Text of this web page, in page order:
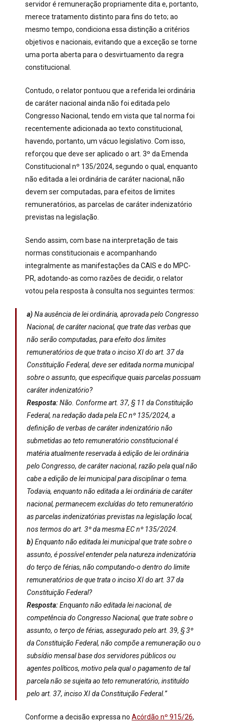
servidor é remuneração propriamente dita e, portanto,
merece tratamento distinto para fins do teto; ao
mesmo tempo, condiciona essa distinção a critérios
objetivos e nacionais, evitando que a exceção se torne
uma porta aberta para o desvirtuamento da regra
constitucional.
Contudo, o relator pontuou que a referida lei ordinária
de caráter nacional ainda não foi editada pelo
Congresso Nacional, tendo em vista que tal norma foi
recentemente adicionada ao texto constitucional,
havendo, portanto, um vácuo legislativo. Com isso,
reforçou que deve ser aplicado o art. 3º da Emenda
Constitucional nº 135/2024, segundo o qual, enquanto
não editada a lei ordinária de caráter nacional, não
devem ser computadas, para efeitos de limites
remuneratórios, as parcelas de caráter indenizatório
previstas na legislação.
Sendo assim, com base na interpretação de tais
normas constitucionais e acompanhando
integralmente as manifestações da CAIS e do MPC-
PR, adotando-as como razões de decidir, o relator
votou pela resposta à consulta nos seguintes termos:
a) Na ausência de lei ordinária, aprovada pelo Congresso
Nacional, de caráter nacional, que trate das verbas que
não serão computadas, para efeito dos limites
remuneratórios de que trata o inciso XI do art. 37 da
Constituição Federal, deve ser editada norma municipal
sobre o assunto, que especifique quais parcelas possuam
caráter indenizatório?
Resposta:Não. Conforme art. 37, § 11 da Constituição
Federal, na redação dada pela EC nº 135/2024, a
definição de verbas de caráter indenizatório não
submetidas ao teto remuneratório constitucional é
matéria atualmente reservada à edição de lei ordinária
pelo Congresso, de caráter nacional, razão pela qual não
cabe a edição de lei municipal para disciplinar o tema.
Todavia, enquanto não editada a lei ordinária de caráter
nacional, permanecem excluídas do teto remuneratório
as parcelas indenizatórias previstas na legislação local,
nos termos do art. 3º da mesma EC nº 135/2024.
b) Enquanto não editada lei municipal que trate sobre o
assunto, é possível entender pela natureza indenizatória
do terço de férias, não computando-o dentro do limite
remuneratórios de que trata o inciso XI do art. 37 da
Constituição Federal?
Resposta:Enquanto não editada lei nacional, de
competência do Congresso Nacional, que trate sobre o
assunto, o terço de férias, assegurado pelo art. 39, § 3º
da Constituição Federal, não compõe a remuneração ou o
subsídio mensal base dos servidores públicos ou
agentes políticos, motivo pela qual o pagamento de tal
parcela não se sujeita ao teto remuneratório, instituído
pelo art. 37, inciso XI da Constituição Federal.”
Conforme a decisão expressa no Acórdão nº 915/26,